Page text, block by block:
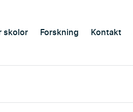
skolor Forskning Kontakt